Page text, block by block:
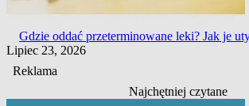
Gdzie oddać przeterminowane leki? Jak je
Lipiec 23, 2026
Reklama
Najchętniej czytane